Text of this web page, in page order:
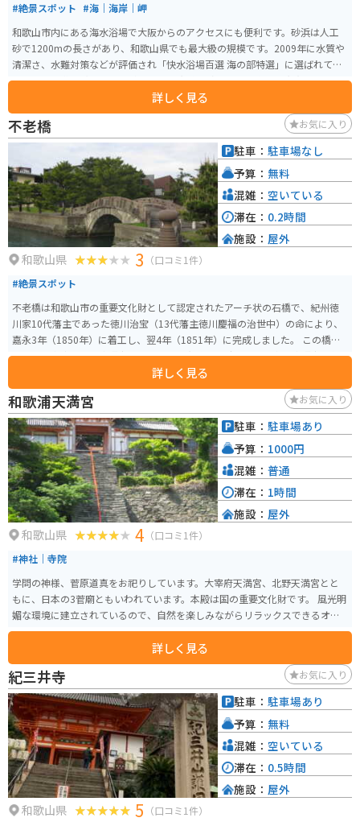
#絶景スポット #海｜海岸｜岬
和歌山市内にある海水浴場で大阪からのアクセスにも便利です。砂浜は人工
砂で1200mの長さがあり、和歌山県でも最大級の規模です。2009年に水質や
清潔さ、水難対策などが評価され「快水浴場百選 海の部特選」に選ばれてい
ます。 万葉集に詠まれた景勝地である和歌の浦にあり、施設も充実していま
す。駐車場は17時までで有料です。詳しく見る
不老橋 お気に入り
和歌山県 3 （口コミ1件）
#絶景スポット
不老橋は和歌山市の重要文化財として認定されたアーチ状の石橋で、紀州徳
川家10代藩主であった徳川治宝（13代藩主徳川慶福の治世中）の命により、
嘉永3年（1850年）に着工し、翌4年（1851年）に完成しました。 この橋
は、徳川家康を祀る東照宮の祭礼である和歌祭の時に、徳川家や東照宮関係
者が御旅所に向かう「お成り道」に架けられたものです。橋台のアーチ部分
は肥後熊本の石工集団による施工、勾欄部分は湯浅の石工石屋忠兵衛の製作
であると推定されています。勾欄部分には雲を文様化したレリーフが見ら
れ、江戸時代のアーチ型石橋は九州地方以外では珍しく、特に勾欄部分の彫
刻が優れています。 保存のため補修工事はなされていますが、現役です。す
ごく短い橋です。なお、すぐ隣には「新 不老橋」が架かっています。そちら
は車バイク通行できます。
詳しく見る
駐車： 駐車場なし
予算： 無料
混雑： 空いている
滞在： 0.2時間
施設： 屋外
和歌浦天満宮 お気に入り
和歌山県 4 （口コミ1件）
#神社｜寺院
学問の神様、菅原道真をお祀りしています。大宰府天満宮、北野天満宮とと
もに、日本の3菅廟ともいわれています。本殿は国の重要文化財です。 風光明
媚な環境に建立されているので、自然を楽しみながらリラックスできるオス
スメスポットです。
詳しく見る
駐車： 駐車場あり
予算： 1000円
混雑： 普通
滞在： 1時間
施設： 屋外
紀三井寺 お気に入り
和歌山県 5 （口コミ1件）
駐車： 駐車場あり
予算： 無料
混雑： 空いている
滞在： 0.5時間
施設： 屋外